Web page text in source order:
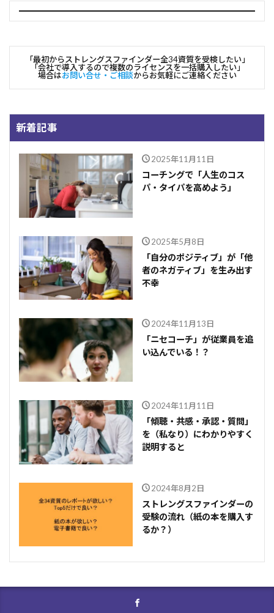
「最初からストレングスファインダー全34資質を受検したい」
「会社で導入するので複数のライセンスを一括購入したい」
場合はお問い合せ・ご相談からお気軽にご連絡ください
新着記事
2025年11月11日
コーチングで「人生のコス
パ・タイパを高めよう」
2025年5月8日
「自分のポジティブ」が「他
者のネガティブ」を生み出す
不幸
2024年11月13日
「ニセコーチ」が従業員を追
い込んでいる！？
2024年11月11日
「傾聴・共感・承認・質問」
を（私なり）にわかりやすく
説明すると
2024年8月2日
ストレングスファインダーの
受験の流れ（紙の本を購入す
るか？）